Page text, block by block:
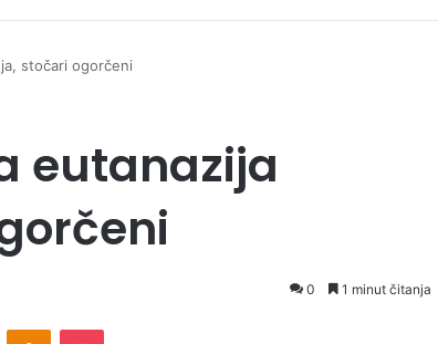
stočari ogorčeni
eutanazija
0 1 minut čitanja